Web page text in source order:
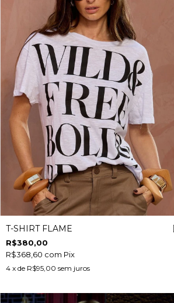
T-SHIRT FLAME
R$380,00
R$368,60 com Pix
4 x de R$95,00 sem juros